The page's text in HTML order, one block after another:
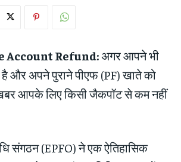
Account Refund:अगर आपने भी
है और अपने पुराने पीएफ (PF) खाते को
आपके लिए किसी जैकपॉट से कम नहीं
संगठन (EPFO) ने एक ऐतिहासिक